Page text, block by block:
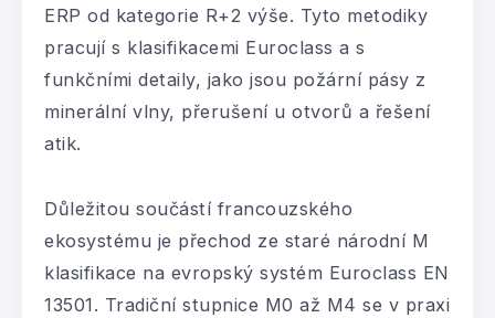
ERP od kategorie R+2 výše. Tyto metodiky
pracují s klasifikacemi Euroclass a s
funkčními detaily, jako jsou požární pásy z
minerální vlny, přerušení u otvorů a řešení
atik.
Důležitou součástí francouzského
ekosystému je přechod ze staré národní M
klasifikace na evropský systém Euroclass EN
13501. Tradiční stupnice M0 až M4 se v praxi